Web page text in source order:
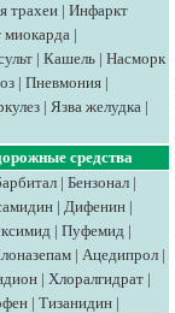
трахеи | Инфаркт
миокарда |
| Кашель | Насморк
| Пневмония |
| Язва желудка |
средства
| Бензонал |
| Дифенин |
| Пуфемид |
| Ацедипрол |
| Хлоралгидрат |
| Тизанидин |